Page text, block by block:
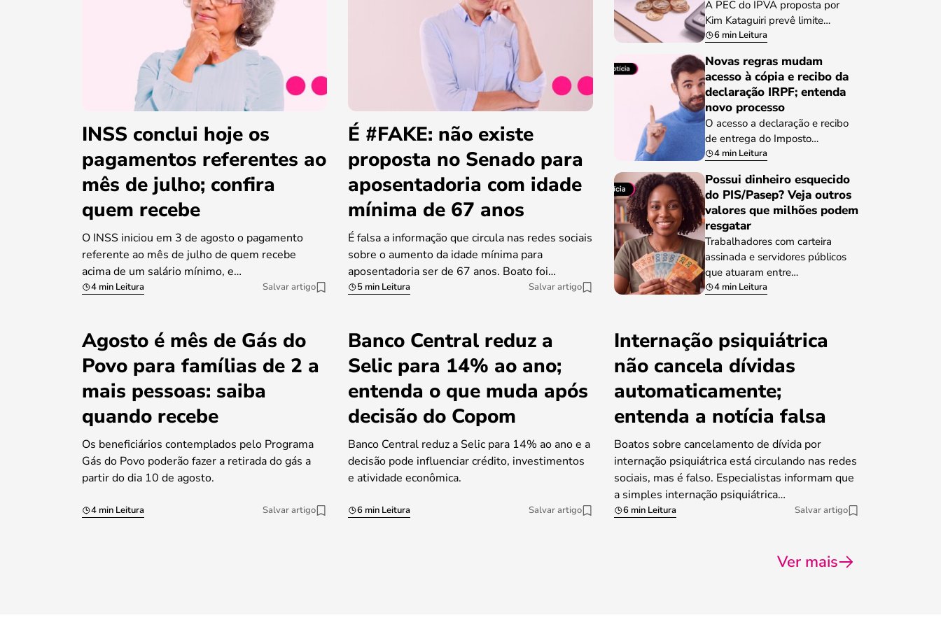
INSS conclui hoje os
pagamentos referentes ao
mês de julho; confira
quem recebe
O INSS iniciou em 3 de agosto o pagamento
referente ao mês de julho de quem recebe
acima de um salário mínimo, e…
4 min Leitura Salvar artigo
É #FAKE: não existe
proposta no Senado para
aposentadoria com idade
mínima de 67 anos
É falsa a informação que circula nas redes sociais
sobre o aumento da idade mínima para
aposentadoria ser de 67 anos. Boato foi…
5 min Leitura Salvar artigo
A PEC do IPVA proposta por
Kim Kataguiri prevê limite…
6 min Leitura
Novas regras mudam
acesso à cópia e recibo da
declaração IRPF; entenda
novo processo
O acesso a declaração e recibo
de entrega do Imposto…
4 min Leitura
Possui dinheiro esquecido
do PIS/Pasep? Veja outros
valores que milhões podem
resgatar
Trabalhadores com carteira
assinada e servidores públicos
que atuaram entre…
4 min Leitura
Agosto é mês de Gás do
Povo para famílias de 2 a
mais pessoas: saiba
quando recebe
Os beneficiários contemplados pelo Programa
Gás do Povo poderão fazer a retirada do gás a
partir do dia 10 de agosto.
4 min Leitura Salvar artigo
Banco Central reduz a
Selic para 14% ao ano;
entenda o que muda após
decisão do Copom
Banco Central reduz a Selic para 14% ao ano e a
decisão pode influenciar crédito, investimentos
e atividade econômica.
6 min Leitura Salvar artigo
Internação psiquiátrica
não cancela dívidas
automaticamente;
entenda a notícia falsa
Boatos sobre cancelamento de dívida por
internação psiquiátrica está circulando nas redes
sociais, mas é falso. Especialistas informam que
a simples internação psiquiátrica…
6 min Leitura Salvar artigo
Ver mais